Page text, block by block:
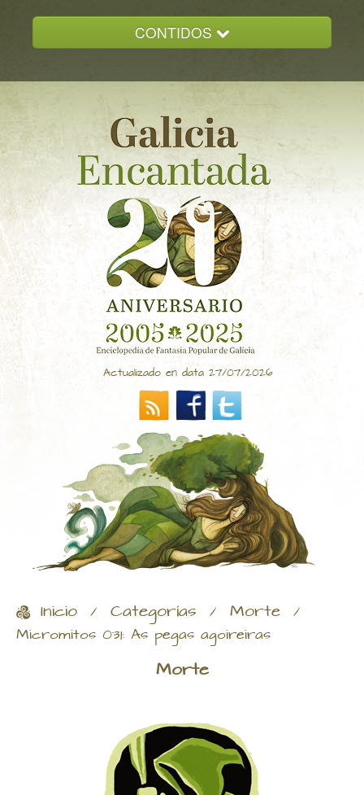
CONTIDOS
GALICIA ENCANTADA
DOCUMENTACION
NOVAS
CONTACTO
Actualizado en data 27/07/2026
Inicio / Categorías / Morte /
Micromitos 031: As pegas agoireiras
Morte